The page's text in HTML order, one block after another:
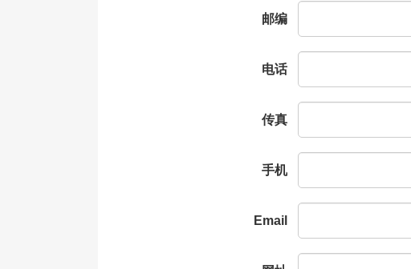
邮编
电话
传真
手机
Email